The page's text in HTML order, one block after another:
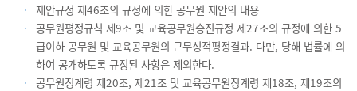
제안규정 제46조의 규정에 의한 공무원 제안의 내용
공무원평정규칙 제9조 및 교육공무원승진규정 제27조의 규정에 의한 5
급이하 공무원 및 교육공무원의 근무성적평정결과. 다만, 당해 법률에 의
하여 공개하도록 규정된 사항은 제외한다.
공무원징계령 제20조, 제21조 및 교육공무원징계령 제18조, 제19조의